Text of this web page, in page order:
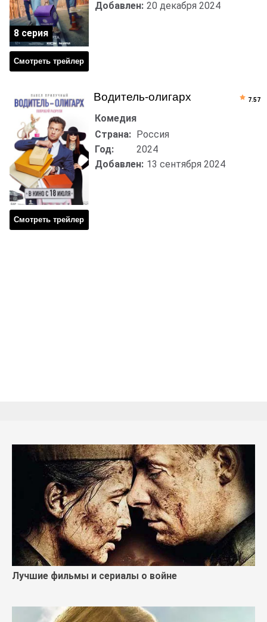
Смотреть трейлер
Добавлен: 20 декабря 2024
8 серия
Водитель-олигарх
Смотреть трейлер
Комедия
Страна: Россия
Год:
2024
Добавлен: 13 сентября 2024
7.57
Лучшие фильмы и сериалы о войне